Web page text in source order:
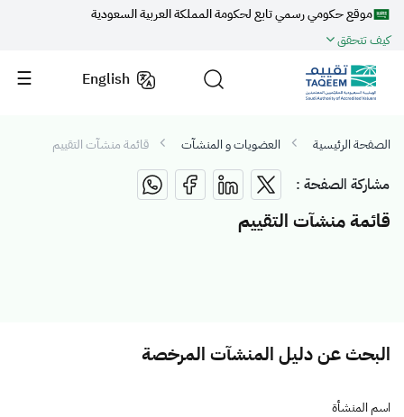
موقع حكومي رسمي تابع لحكومة المملكة العربية السعودية
كيف تتحقق
English
الصفحة الرئيسية العضويات و المنشآت قائمة منشآت التقييم
مشاركة الصفحة :
قائمة منشآت التقييم
البحث عن دليل المنشآت المرخصة
اسم المنشأة